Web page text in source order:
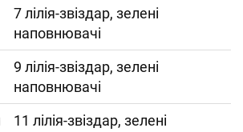
7 лілія-звіздар, зелені
наповнювачі
9 лілія-звіздар, зелені
наповнювачі
11 лілія-звіздар, зелені